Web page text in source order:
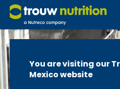
You are visiting our
Mexico website